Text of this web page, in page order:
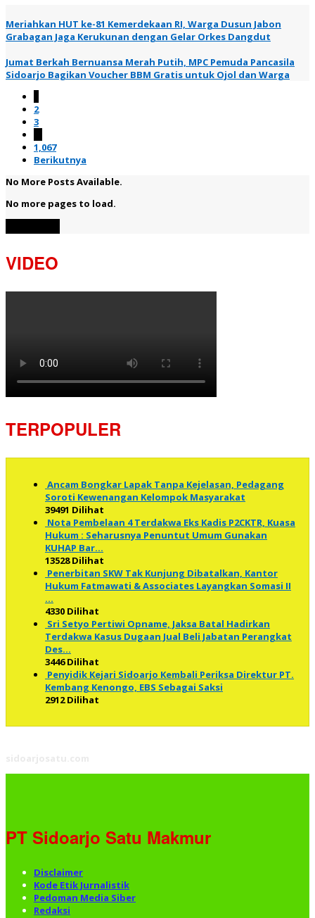
Meriahkan HUT ke-81 Kemerdekaan RI, Warga Dusun Jabon
Grabagan Jaga Kerukunan dengan Gelar Orkes Dangdut
Jumat Berkah Bernuansa Merah Putih, MPC Pemuda Pancasila
Sidoarjo Bagikan Voucher BBM Gratis untuk Ojol dan Warga
2
3
1,067
Berikutnya
No More Posts Available.
No more pages to load.
VIDEO
TERPOPULER
Ancam Bongkar Lapak Tanpa Kejelasan, Pedagang
Soroti Kewenangan Kelompok Masyarakat
39491 Dilihat
Nota Pembelaan 4 Terdakwa Eks Kadis P2CKTR, Kuasa
Hukum : Seharusnya Penuntut Umum Gunakan
KUHAP Bar…
13528 Dilihat
Penerbitan SKW Tak Kunjung Dibatalkan, Kantor
Hukum Fatmawati & Associates Layangkan Somasi II
…
4330 Dilihat
Sri Setyo Pertiwi Opname, Jaksa Batal Hadirkan
Terdakwa Kasus Dugaan Jual Beli Jabatan Perangkat
Des…
3446 Dilihat
Penyidik Kejari Sidoarjo Kembali Periksa Direktur PT.
Kembang Kenongo, EBS Sebagai Saksi
2912 Dilihat
PT Sidoarjo Satu Makmur
Disclaimer
Kode Etik Jurnalistik
Pedoman Media Siber
Redaksi